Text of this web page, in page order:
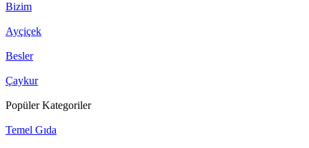
Bizim
Ayçiçek
Besler
Çaykur
Popüler Kategoriler
Temel Gıda